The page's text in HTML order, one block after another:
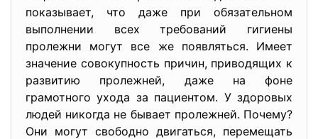
показывает, что даже при обязательном
выполнении всех требований гигиены
пролежни могут все же появляться. Имеет
значение совокупность причин, приводящих к
развитию пролежней, даже на фоне
грамотного ухода за пациентом. У здоровых
людей никогда не бывает пролежней. Почему?
Они могут свободно двигаться, перемещать